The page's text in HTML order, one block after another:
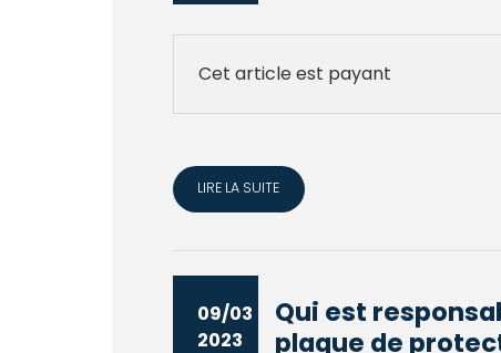
Cet article est payant
LIRE LA SUITE
09/03
2023
Qui est
plaque de